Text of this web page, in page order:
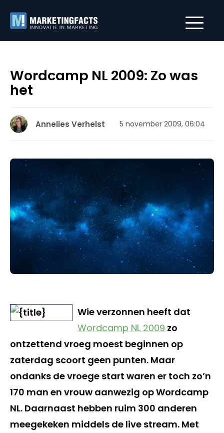
Wordcamp NL 2009: Zo was
het
Annelies Verhelst 5 november 2009, 06:04
Wie verzonnen heeft dat
Wordcamp NL 2009 zo
ontzettend vroeg moest beginnen op
zaterdag scoort geen punten. Maar
ondanks de vroege start waren er toch zo’n
170 man en vrouw aanwezig op Wordcamp
NL. Daarnaast hebben ruim 300 anderen
meegekeken middels de live stream. Met